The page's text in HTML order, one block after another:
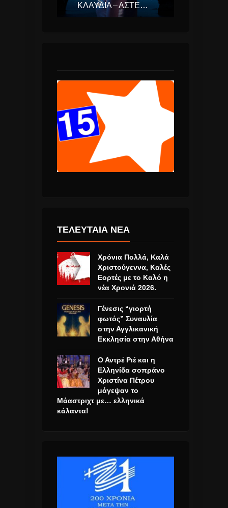
ΚΛΑΥΔΊΑ – ΑΣΤΕΡΟΜΆΤΑ (EUROVISION ΕΛΛΆΔΑ 2025)
ΤΕΛΕΥΤΑΙΑ ΝΕΑ
Χρόνια Πολλά, Καλά
Χριστούγεννα, Καλές
Εορτές με το Καλό η
νέα Χρονιά 2026.
Γένεσις “γιορτή
φωτός” Συναυλία
στην Αγγλικανική
Εκκλησία στην Αθήνα
Ο Αντρέ Ριέ και η
Ελληνίδα σοπράνο
Χριστίνα Πέτρου
μάγεψαν το
Μάαστριχτ με… ελληνικά
κάλαντα!